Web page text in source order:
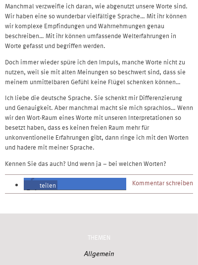
Manchmal verzweifle ich daran, wie abgenutzt unsere Worte sind.
Wir haben eine so wunderbar vielfältige Sprache… Mit ihr können
wir komplexe Empfindungen und Wahrnehmungen genau
beschreiben… Mit ihr können umfassende Welterfahrungen in
Worte gefasst und begriffen werden.
Doch immer wieder spüre ich den Impuls, manche Worte nicht zu
nutzen, weil sie mit alten Meinungen so beschwert sind, dass sie
meinem unmittelbaren Gefühl keine Flügel schenken können…
Ich liebe die deutsche Sprache. Sie schenkt mir Differenzierung
und Genauigkeit. Aber manchmal macht sie mich sprachlos… Wenn
wir den Wort-Raum eines Worte mit unseren Interpretationen so
besetzt haben, dass es keinen freien Raum mehr für
unkonventionelle Erfahrungen gibt, dann ringe ich mit den Worten
und hadere mit meiner Sprache.
Kennen Sie das auch? Und wenn ja – bei welchen Worten?
teilen
Kommentar schreiben
THEMEN
Allgemein